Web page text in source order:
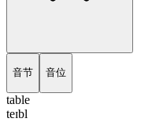
音节 音位
table
teɪbl